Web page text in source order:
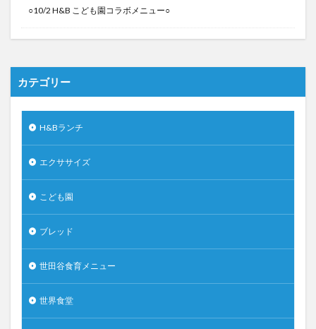
○10/2 H&B こども園コラボメニュー○
カテゴリー
H&Bランチ
エクササイズ
こども園
ブレッド
世田谷食育メニュー
世界食堂